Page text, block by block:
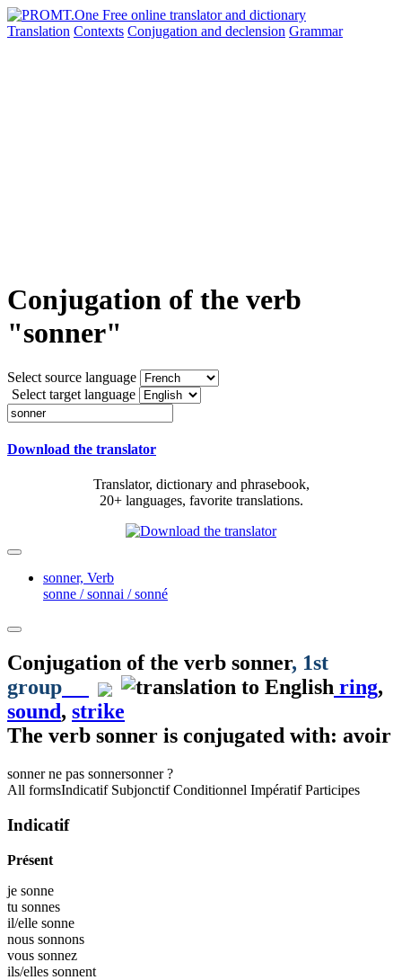
Translation Contexts Conjugation and declension Grammar
Conjugation of the verb
"sonner"
Select source language
Select target language
Download the translator
Translator, dictionary and phrasebook,
20+ languages, favorite translations.
sonner, Verb
sonne / sonnai / sonné
Conjugation of the verb sonner, 1st
group
ring,
sound, strike
The verb sonner is conjugated with: avoir
sonnerne pas sonnersonner ?
All formsIndicatif Subjonctif Conditionnel Impératif Participes
Indicatif
Présent
je sonne
tu sonnes
il/elle sonne
nous sonnons
vous sonnez
ils/elles sonnent